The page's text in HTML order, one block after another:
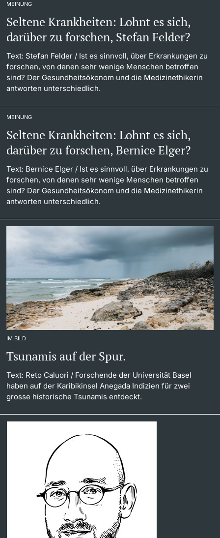
MEINUNG
Seltene Krankheiten: Lohnt es sich,
darüber zu forschen, Stefan Felder?
Text: Stefan Felder / Ist es sinnvoll, über Erkrankungen zu
forschen, von denen sehr wenige Menschen betroffen
sind? Der Gesundheitsökonom und die Medizinethikerin
antworten unterschiedlich.
MEINUNG
Seltene Krankheiten: Lohnt es sich,
darüber zu forschen, Bernice Elger?
Text: Bernice Elger / Ist es sinnvoll, über Erkrankungen zu
forschen, von denen sehr wenige Menschen betroffen
sind? Der Gesundheitsökonom und die Medizinethikerin
antworten unterschiedlich.
IM BILD
Tsunamis auf der Spur.
Text: Reto Caluori / Forschende der Universität Basel
haben auf der Karibikinsel Anegada Indizien für zwei
grosse historische Tsunamis entdeckt.